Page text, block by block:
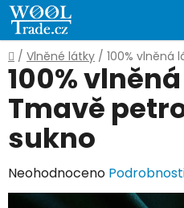
Přejít
na
obsah
Domů
/ Vlněné látky / 100% vlněná
100%
Tmavě
sukno
Průměrné
hodnocení
Neohodnoceno